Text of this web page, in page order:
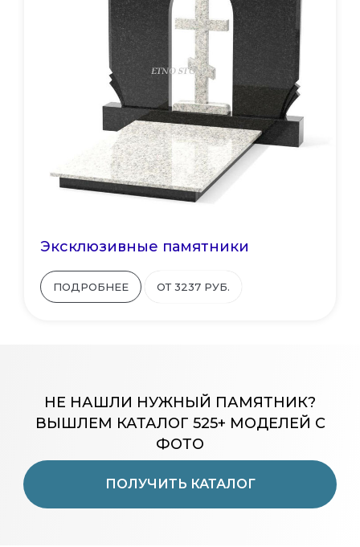
Эксклюзивные памятники
ПОДРОБНЕЕ ОТ 3237 РУБ.
ПОЛУЧИТЬ КАТАЛОГ
НЕ НАШЛИ НУЖНЫЙ ПАМЯТНИК?
ВЫШЛЕМ КАТАЛОГ 525+ МОДЕЛЕЙ С
ФОТО